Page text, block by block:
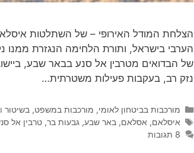
הצלחת המודל האירופי – של השתלטות
הערבי בישראל, ותורת הלחימה הנגזרת ממנו
של הבדואים מטרבין אל סנע בבאר שבע,
נזק רב, בעקבות פעילות משטרתית…
קטגוריות
מורכבות בביטחון לאומי, מורכבות במשפט, בשיטור
תגיות
איסלאם, אסלאם, באר שבע, גבעות בר, טרבין אל
8 תגובות